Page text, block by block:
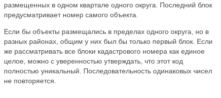
размещенных в одном квартале одного округа. Последний блок
предусматривает номер самого объекта.
Если бы объекты размещались в пределах одного округа, но в
разных районах, общим у них был бы только первый блок. Если
же рассматривать все блоки кадастрового номера как единое
целое, можно с уверенностью утверждать, что этот код
полностью уникальный. Последовательность одинаковых чисел
не повторяется.